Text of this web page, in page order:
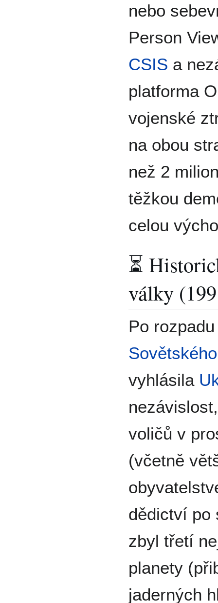
nebo
Person
CSIS a
platforma
vojenské
na obou
než 2
těžkou
celou
⏳
války
Po
vyhlásila
voličů v
(včetně
dědictví po
zbyl třetí
planety
jaderných